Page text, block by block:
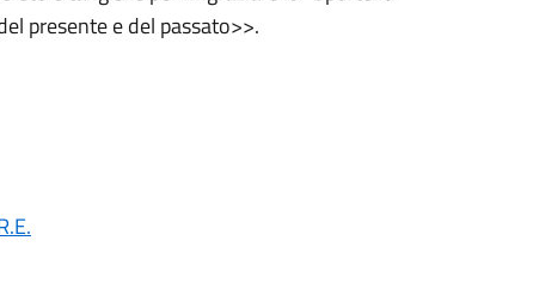
presente e del passato>>.